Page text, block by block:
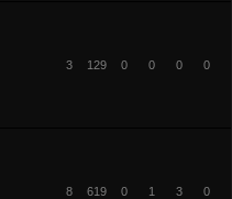
3 129 0 0 0 0
8 619 0 1 3 0